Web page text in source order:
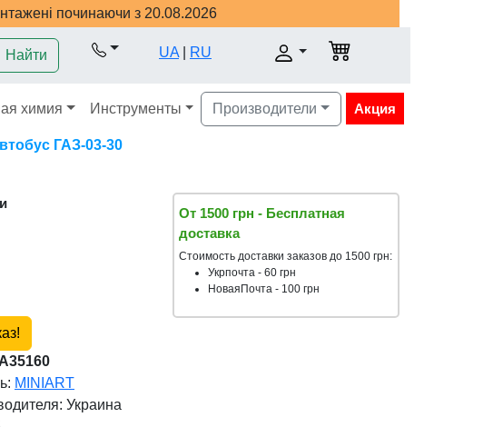
починаючи з 20.08.2026
Найти UA RU
химия Инструменты Производители Акция
ГАЗ-03-30
MINIART
Украина
От 1500 грн - Бесплатная
доставка
Стоимость доставки заказов до 1500 грн:
Укрпочта - 60 грн
НоваяПочта - 100 грн